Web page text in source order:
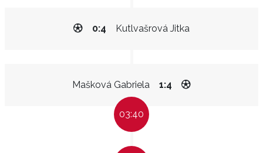
Kutlvašrová Jitka
0:4
Mašková Gabriela 1:4
03:40